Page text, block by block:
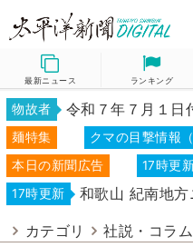
最新ニュース ランキング
物故者 令和７年７月１日
麺特集 クマの目撃情報
本日の新聞広告 17時更
17時更新 和歌山 紀南地方
カテゴリ 社説・コラム